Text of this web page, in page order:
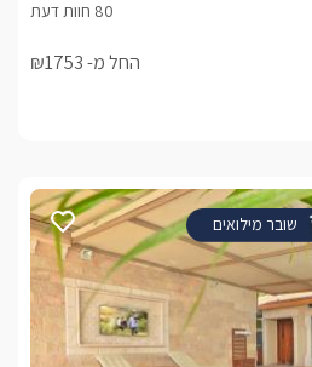
החל מ- ₪1753
שובר מילואים